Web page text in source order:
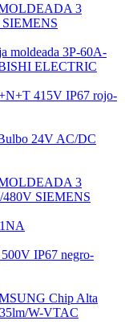
3
moldeada 3P-60A-
ELECTRIC
415V IP67 rojo-
24V AC/DC
3
SIEMENS
IP67 negro-
Chip Alta
W-VTAC